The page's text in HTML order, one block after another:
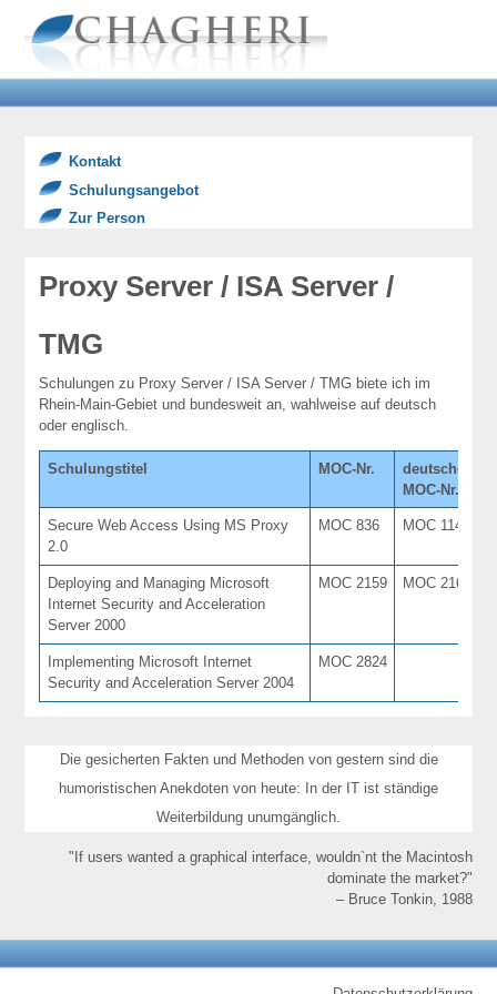
Kontakt
Schulungsangebot
Zur Person
Proxy Server / ISA Server /
TMG
Schulungen zu Proxy Server / ISA Server / TMG biete ich im
Rhein-Main-Gebiet und bundesweit an, wahlweise auf deutsch
oder englisch.
Schulungstitel MOC-Nr.
deutsche
MOC-Nr.
Secure Web Access Using MS Proxy
2.0
MOC 836 MOC 1144
Deploying and Managing Microsoft
Internet Security and Acceleration
Server 2000
MOC 2159 MOC 2161
Implementing Microsoft Internet
Security and Acceleration Server 2004
MOC 2824
Die gesicherten Fakten und Methoden von gestern sind die
humoristischen Anekdoten von heute: In der IT ist ständige
Weiterbildung unumgänglich.
"If users wanted a graphical interface, wouldn`nt the Macintosh
dominate the market?"
– Bruce Tonkin, 1988